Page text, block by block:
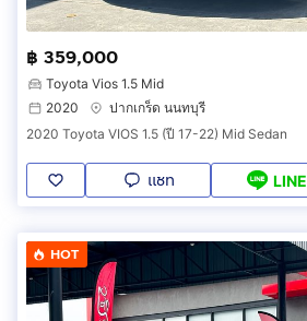
฿ 359,000
Toyota Vios 1.5 Mid
2020
ปากเกร็ด นนทบุรี
2020 Toyota VIOS 1.5 (ปี 17-22) Mid Sedan
แชท LINE
HOT